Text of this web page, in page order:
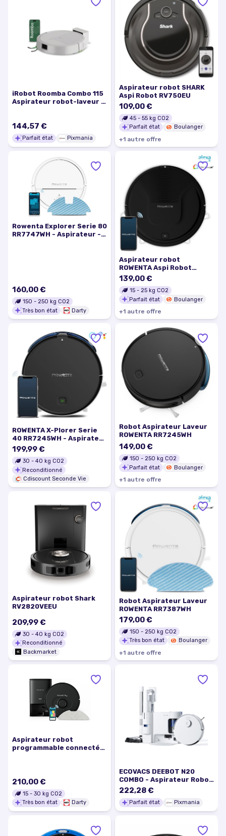
iRobot Roomba Combo 115
Aspirateur robot-laveur 2
ClearView SmartScrub 4
modes microfibre -
Excellent état
144,57 €
Parfait état Pixmania
Aspirateur robot SHARK
Aspi Robot RV750EU
109,00 €
45 - 55 kg CO2
Parfait état
Boulanger
+1 autre offre
Rowenta Explorer Serie 80
RR7747WH - Aspirateur -
160,00 €
150 - 250 kg CO2
Très bon état
Darty
Aspirateur robot
ROWENTA Aspi Robot
RR8225WH
139,00 €
15 - 25 kg CO2
Parfait état
Boulanger
+1 autre offre
ROWENTA X-Plorer Serie
40 RR7245WH - Aspirateur
Robot - Allergy Connect -
Brosse rotative centrale
199,99 €
30 - 40 kg CO2
Reconditionné
Cdiscount Seconde Vie
Robot Aspirateur Laveur
ROWENTA RR7245WH
149,00 €
150 - 250 kg CO2
Parfait état
Boulanger
+1 autre offre
Aspirateur robot Shark
RV2820VEEU
209,99 €
30 - 40 kg CO2
Reconditionné
Backmarket
Robot Aspirateur Laveur
ROWENTA RR7387WH
179,00 €
150 - 250 kg CO2
Très bon état
Boulanger
+1 autre offre
Aspirateur robot
programmable connecté
210,00 €
15 - 30 kg CO2
Très bon état
Darty
ECOVACS DEEBOT N20
COMBO - Aspirateur Robot
+ Balai avec Station -
Double vidange
automatique - Puissance
10 k Pa - Excellent état
222,28 €
Parfait état Pixmania